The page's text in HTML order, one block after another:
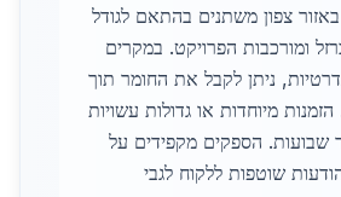
צפון משתנים בהתאם לגודל
ומורכבות הפרויקט. במקרים
ניתן לקבל את החומר תוך
הזמנות מיוחדות או גדולות עשויות
הספקים מקפידים על
שוטפות ללקוח לגבי